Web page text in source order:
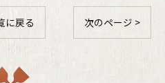
に戻る 次のページ >